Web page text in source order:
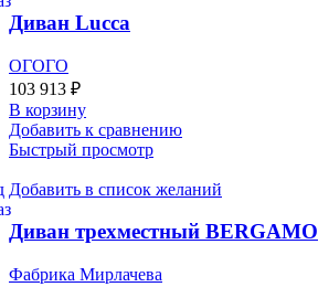
Диван Lucca
ОГОГО
103 913 ₽
В корзину
Добавить к сравнению
Быстрый просмотр
Добавить в список желаний
Диван трехместный BERGAMO
Фабрика Мирлачева